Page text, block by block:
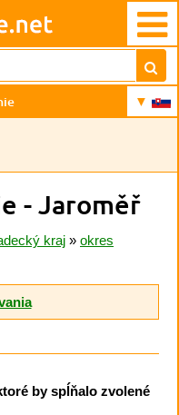
- Jaroměř
kraj » okres
by spĺňalo zvolené